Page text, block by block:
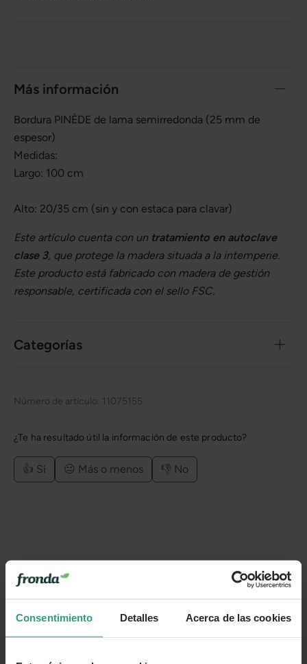
Consentimiento Detalles Acerca de las cookies
Más información
Bordura PINÈDE de lama semirredonda (25 mm de
espesor)
Medidas:
Largo: 100 cm
Alto: 20/35 cm (sin y con estaca para clavar)
Este artículo cuenta con un tratamiento en autoclave
clase 3, que protege la madera situada a la intemperie.
Este producto está fabricado con madera de gestión
responsable, certificada con el sello FSC.
Categorías
Número de artículo: 11075155
¿Te ha resultado útil la información de este producto?
👍 Sí 😐 Más o menos 👎 No